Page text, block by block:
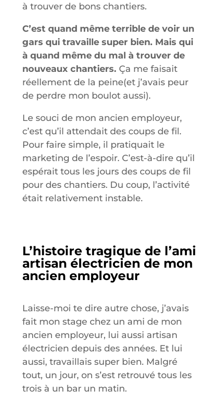
à trouver de bons chantiers.
C’est quand même terrible de voir un
gars qui travaille super bien. Mais qui
à quand même du mal à trouver de
nouveaux chantiers. Ça me faisait
réellement de la peine(et j’avais peur
de perdre mon boulot aussi).
Le souci de mon ancien employeur,
c’est qu’il attendait des coups de fil.
Pour faire simple, il pratiquait le
marketing de l’espoir. C’est-à-dire qu’il
espérait tous les jours des coups de fil
pour des chantiers. Du coup, l’activité
était relativement instable.
L’histoire tragique de l’ami
artisan électricien de mon
ancien employeur
Laisse-moi te dire autre chose, j’avais
fait mon stage chez un ami de mon
ancien employeur, lui aussi artisan
électricien depuis des années. Et lui
aussi, travaillais super bien. Malgré
tout, un jour, on s’est retrouvé tous les
trois à un bar un matin.